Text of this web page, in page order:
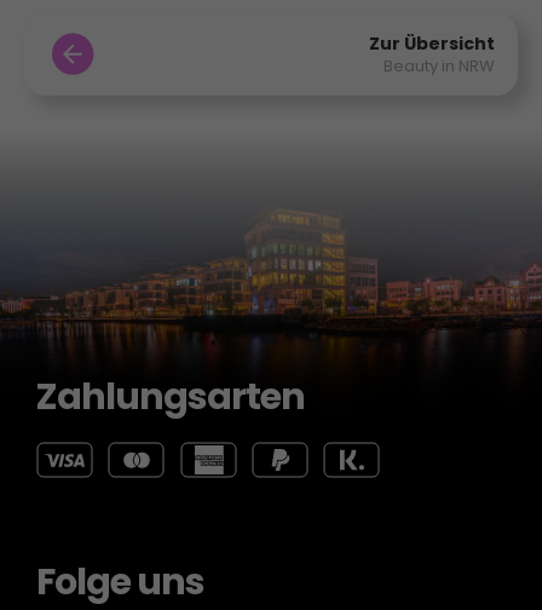
Zur Übersicht
Beauty in NRW
Zahlungsarten
Folge uns